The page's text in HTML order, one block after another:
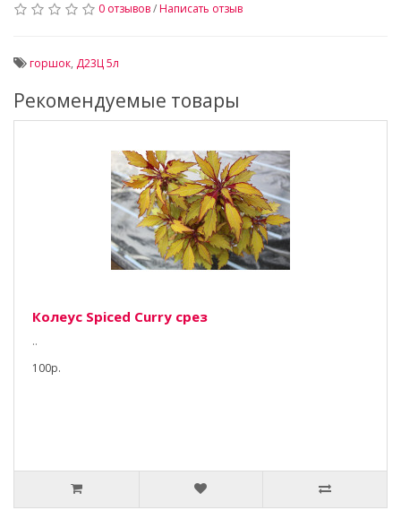
0 отзывов/Написать отзыв
горшок, Д23Ц 5л
Рекомендуемые товары
Колеус Spiced Curry срез
..
100р.